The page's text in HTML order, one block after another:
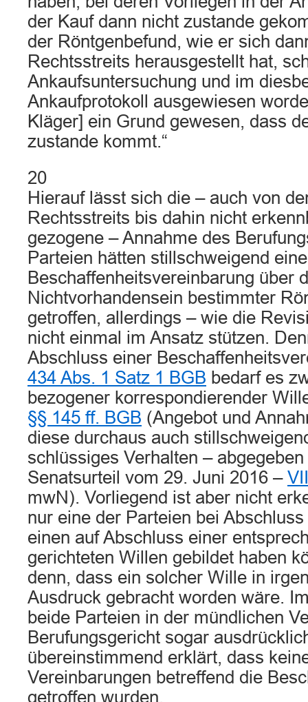
der Kauf dann nicht zustande
der Röntgenbefund, wie er sich
Rechtsstreits herausgestellt hat,
Ankaufsuntersuchung und im
Ankaufprotokoll ausgewiesen
Kläger] ein Grund gewesen, dass
zustande kommt.“
20
Hierauf lässt sich die – auch von
Rechtsstreits bis dahin nicht
gezogene – Annahme des
Parteien hätten stillschweigend eine
Beschaffenheitsvereinbarung über
Nichtvorhandensein bestimmter
getroffen, allerdings – wie die
nicht einmal im Ansatz stützen.
Abschluss einer
434 Abs. 1 Satz 1 BGB bedarf es
bezogener korrespondierender
§§ 145 ff. BGB (Angebot und
diese durchaus auch
schlüssiges Verhalten –
Senatsurteil vom 29. Juni 2016 –
mwN). Vorliegend ist aber nicht
nur eine der Parteien bei
einen auf Abschluss einer
gerichteten Willen gebildet haben
denn, dass ein solcher Wille in
Ausdruck gebracht worden wäre.
beide Parteien in der mündlichen
Berufungsgericht sogar
übereinstimmend erklärt, dass
Vereinbarungen betreffend die
getroffen wurden.